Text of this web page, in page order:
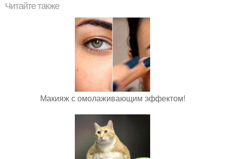
Читайте также
Макияж с омолаживающим эффектом!